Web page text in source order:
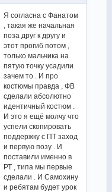
Я согласна с Фанатом
, такая же начальная
поза друг к другу и
этот прогиб потом ,
только мальчика на
пятую точку усадили
зачем то . И про
костюмы правда , ФВ
сделали абсолютно
идентичный костюм .
И это я ещё молчу что
успели скопировать
поддержку с ПТ заход
и первую позу . И
поставили именно в
РТ , типа мы первые
сделали . И Самохину
и ребятам будет урок